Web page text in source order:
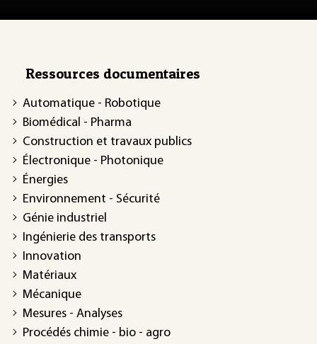
Ressources documentaires
Automatique - Robotique
Biomédical - Pharma
Construction et travaux publics
Électronique - Photonique
Énergies
Environnement - Sécurité
Génie industriel
Ingénierie des transports
Innovation
Matériaux
Mécanique
Mesures - Analyses
Procédés chimie - bio - agro